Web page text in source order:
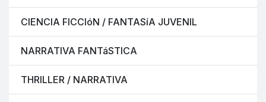
CIENCIA FICCIóN / FANTASíA JUVENIL
NARRATIVA FANTáSTICA
THRILLER / NARRATIVA